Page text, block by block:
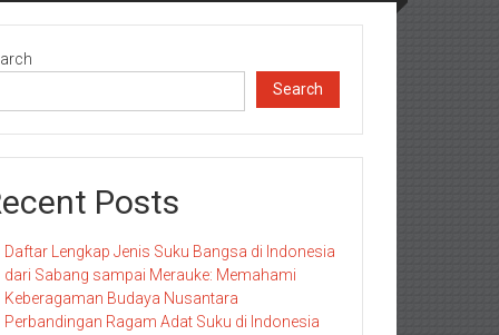
Search
Posts
Daftar Lengkap Jenis Suku Bangsa di Indonesia
dari Sabang sampai Merauke: Memahami
Keberagaman Budaya Nusantara
Perbandingan Ragam Adat Suku di Indonesia